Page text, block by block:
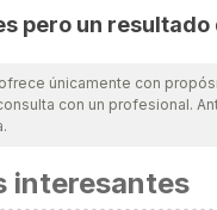
pero un resultado
únicamente con
con un profesional.
interesantes